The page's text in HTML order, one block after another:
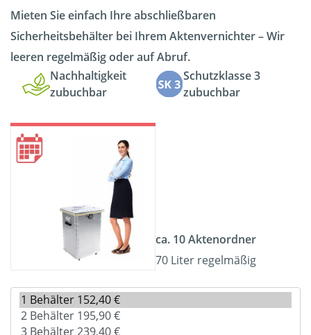
Mieten Sie einfach Ihre abschließbaren
Sicherheitsbehälter bei Ihrem Aktenvernichter – Wir
leeren regelmäßig oder auf Abruf.
Nachhaltigkeit
zubuchbar
Schutzklasse 3
zubuchbar
ca. 10 Aktenordner
70 Liter regelmäßig